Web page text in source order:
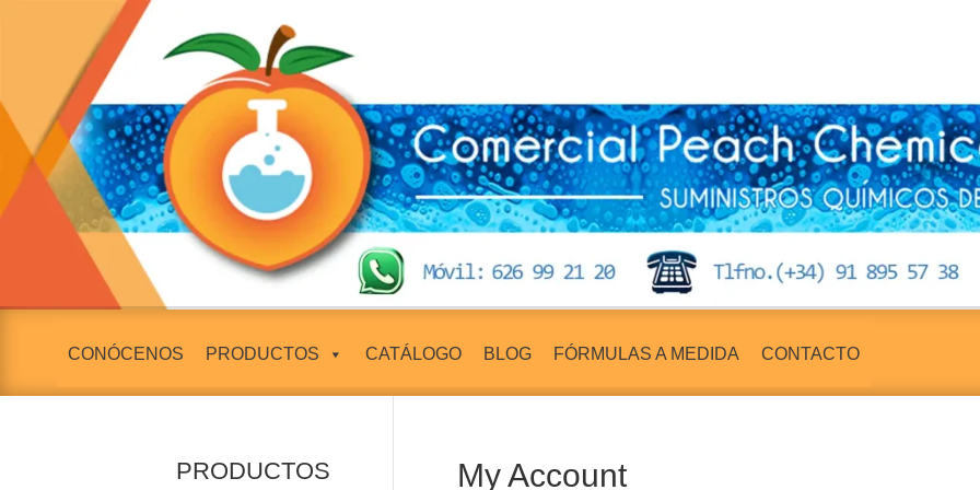
CONÓCENOS PRODUCTOS CATÁLOGO BLOG FÓRMULAS A MEDIDA CONTACTO
My Account
PRODUCTOS